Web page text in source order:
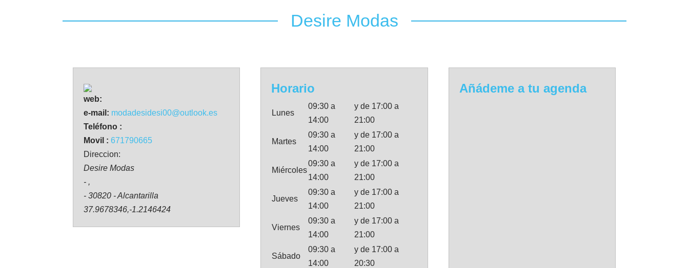
Desire Modas
web:
e-mail: modadesidesi00@outlook.es
Teléfono :
Movil : 671790665
Direccion:
Desire Modas
- ,
- 30820 - Alcantarilla
37.9678346,-1.2146424
Horario
Lunes
09:30 a
14:00
y de 17:00 a
21:00
Martes
09:30 a
14:00
y de 17:00 a
21:00
Miércoles
09:30 a
14:00
y de 17:00 a
21:00
Jueves
09:30 a
14:00
y de 17:00 a
21:00
Viernes
09:30 a
14:00
y de 17:00 a
21:00
Sábado
09:30 a
14:00
y de 17:00 a
20:30
Añádeme a tu agenda